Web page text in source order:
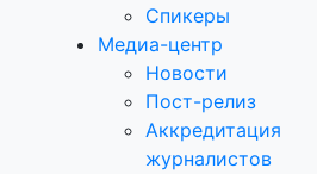
Спикеры
Медиа-центр
Новости
Пост-релиз
Аккредитация
журналистов